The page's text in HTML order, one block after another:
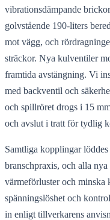
vibrationsdämpande
golvstående 190‑liters
mot vägg, och
sträckor. Nya kulventiler
framtida avstängning. Vi
med backventil och
och spillröret drogs i 15
och avslut i tratt för tydlig
Samtliga kopplingar
branschpraxis, och alla
värmeförluster och minska
spänningslöshet och
in enligt tillverkarens